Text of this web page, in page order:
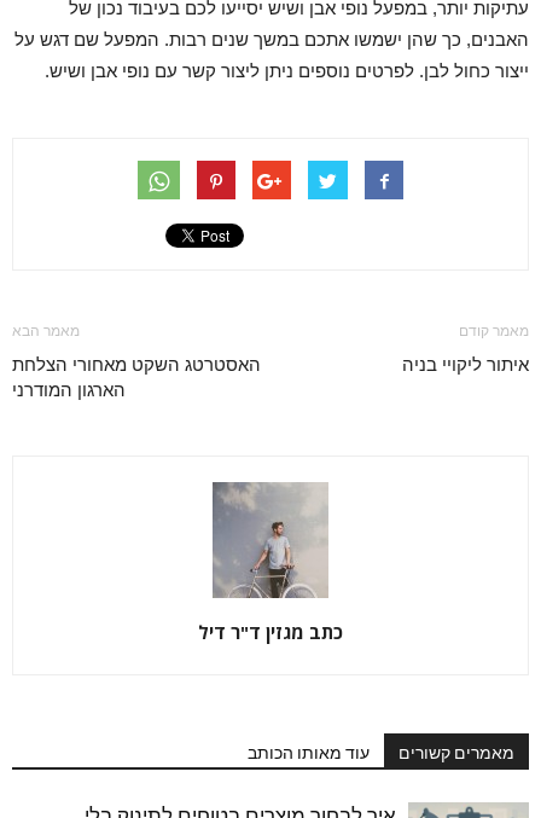
עתיקות יותר, במפעל נופי אבן ושיש יסייעו לכם בעיבוד נכון של
האבנים, כך שהן ישמשו אתכם במשך שנים רבות. המפעל שם דגש על
ייצור כחול לבן. לפרטים נוספים ניתן ליצור קשר עם נופי אבן ושיש.
מאמר קודם
איתור ליקויי בניה
מאמר הבא
האסטרטג השקט מאחורי הצלחת
הארגון המודרני
כתב מגזין ד"ר דיל
מאמרים קשורים עוד מאותו הכותב